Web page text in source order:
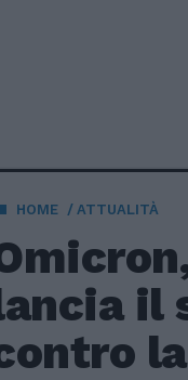
HOME ATTUALITÀ
il